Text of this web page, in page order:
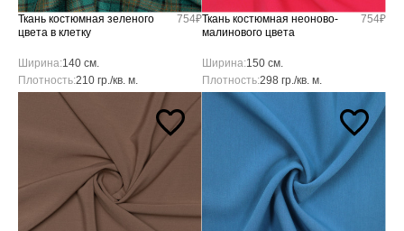
Ткань костюмная зеленого
цвета в клетку
754₽
Ширина:140 см.
Плотность:210 гр./кв. м.
Ткань костюмная неоново-
малинового цвета
754₽
Ширина:150 см.
Плотность:298 гр./кв. м.